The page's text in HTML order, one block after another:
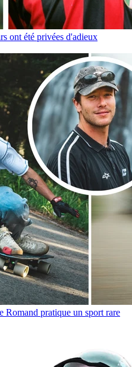
ont été privées d'adieux
Romand pratique un sport rare